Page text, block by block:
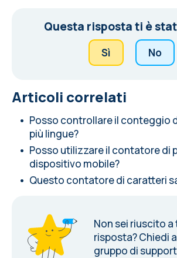
Questa risposta ti è
Sì No
Articoli correlati
Posso controllare il conteggio
più lingue?
Posso utilizzare il contatore di
dispositivo mobile?
Questo contatore di caratteri
Non sei riuscito a
risposta?Chiedi
gruppo di